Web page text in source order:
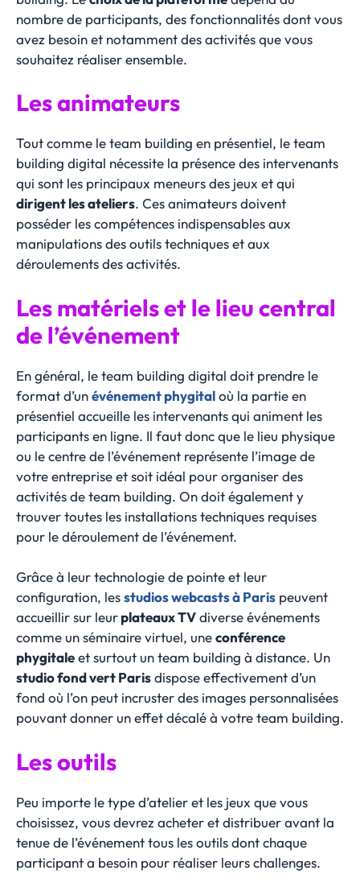
nombre de participants, des fonctionnalités dont vous
avez besoin et notamment des activités que vous
souhaitez réaliser ensemble.
Les animateurs
Tout comme le team building en présentiel, le team
building digital nécessite la présence des intervenants
qui sont les principaux meneurs des jeux et qui
dirigent les ateliers. Ces animateurs doivent
posséder les compétences indispensables aux
manipulations des outils techniques et aux
déroulements des activités.
Les matériels et le lieu central
de l’événement
En général, le team building digital doit prendre le
format d’unévénement phygitaloù la partie en
présentiel accueille les intervenants qui animent les
participants en ligne. Il faut donc que le lieu physique
ou le centre de l’événement représente l’image de
votre entreprise et soit idéal pour organiser des
activités de team building. On doit également y
trouver toutes les installations techniques requises
pour le déroulement de l’événement.
Grâce à leur technologie de pointe et leur
configuration, lesstudios webcasts à Paris peuvent
accueillir sur leurplateaux TVdiverse événements
comme un séminaire virtuel, uneconférence
phygitaleet surtout un team building à distance. Un
studio fond vert Parisdispose effectivement d’un
fond où l’on peut incruster des images personnalisées
pouvant donner un effet décalé à votre team building.
Les outils
Peu importe le type d’atelier et les jeux que vous
choisissez, vous devrez acheter et distribuer avant la
tenue de l’événement tous les outils dont chaque
participant a besoin pour réaliser leurs challenges.